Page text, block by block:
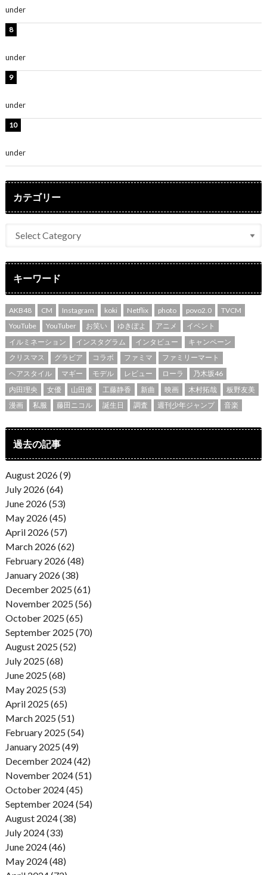
under
under
under
under
カテゴリー
キーワード
AKB48 CM Instagram koki Netflix photo povo2.0
TVCM
YouTube
YouTuber お笑い ゆきぽよ アニメ
イベント
イルミネーション
インスタグラム インタビュー
キャンペーン
クリスマス
グラビア コラボ ファミマ
ファミリーマート
ヘアスタイル
マギー モデル レビュー ローラ
乃木坂46
内田理央
女優 山田優 工藤静香 新曲 映画 木村拓哉
板野友美
漫画
私服 藤田ニコル 誕生日 調査 週刊少年ジャンプ 音楽
過去の記事
August 2026 (9)
July 2026 (64)
June 2026 (53)
May 2026 (45)
April 2026 (57)
March 2026 (62)
February 2026 (48)
January 2026 (38)
December 2025 (61)
November 2025 (56)
October 2025 (65)
September 2025 (70)
August 2025 (52)
July 2025 (68)
June 2025 (68)
May 2025 (53)
April 2025 (65)
March 2025 (51)
February 2025 (54)
January 2025 (49)
December 2024 (42)
November 2024 (51)
October 2024 (45)
September 2024 (54)
August 2024 (38)
July 2024 (33)
June 2024 (46)
May 2024 (48)